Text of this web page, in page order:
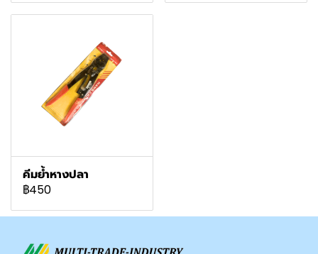
คีมย้ำหางปลา
฿450